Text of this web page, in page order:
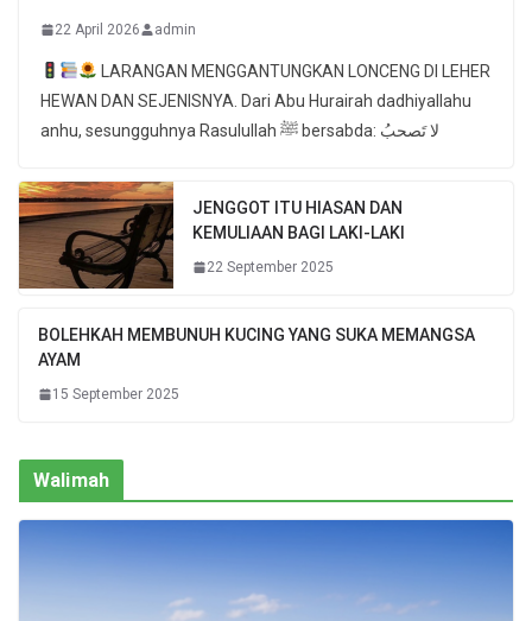
22 April 2026 admin
LARANGAN MENGGANTUNGKAN LONCENG DI LEHER
HEWAN DAN SEJENISNYA. Dari Abu Hurairah dadhiyallahu
anhu, sesungguhnya Rasulullah ﷺ bersabda: لا تَصحبُ
JENGGOT ITU HIASAN DAN
KEMULIAAN BAGI LAKI-LAKI
22 September 2025
BOLEHKAH MEMBUNUH KUCING YANG SUKA MEMANGSA
AYAM
15 September 2025
Walimah